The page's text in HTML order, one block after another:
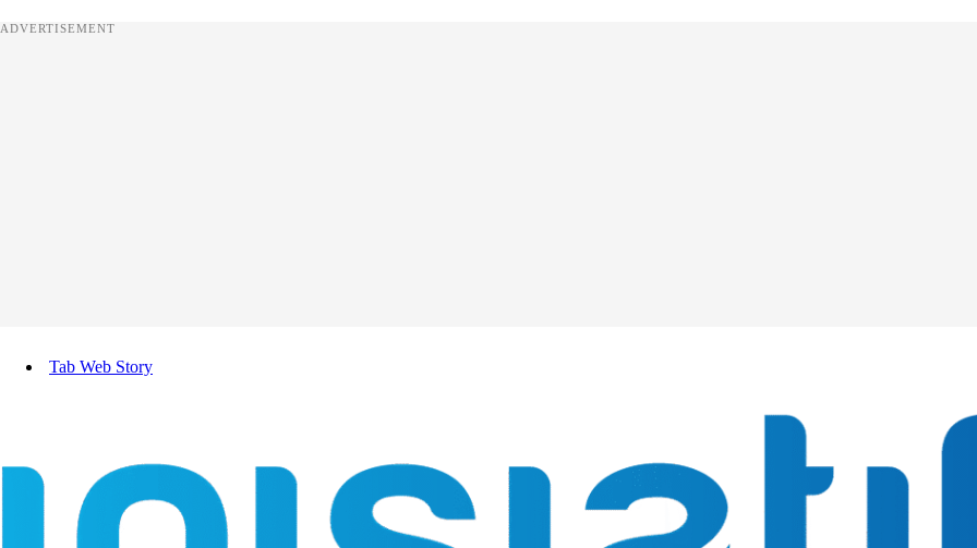
ADVERTISEMENT
Tab Web Story